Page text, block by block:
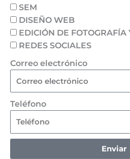
SEM
DISEÑO WEB
EDICIÓN DE FOTOGRAFÍA
REDES SOCIALES
Correo electrónico
Teléfono
Enviar